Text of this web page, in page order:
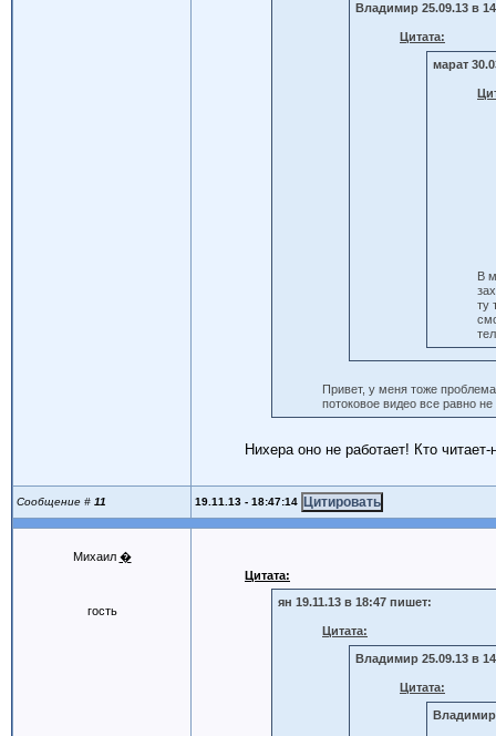
Владимир 25.09.13 в
Цитата:
марат
В
ту
Привет, у меня тоже
потоковое видео все равно
Нихера оно не работает! Кто
Сообщение # 11 19.11.13 - 18:47:14
Михаил �
гость
Цитата:
ян 19.11.13 в 18:47 пишет:
Цитата:
Владимир 25.09.13 в
Цитата:
Владимир